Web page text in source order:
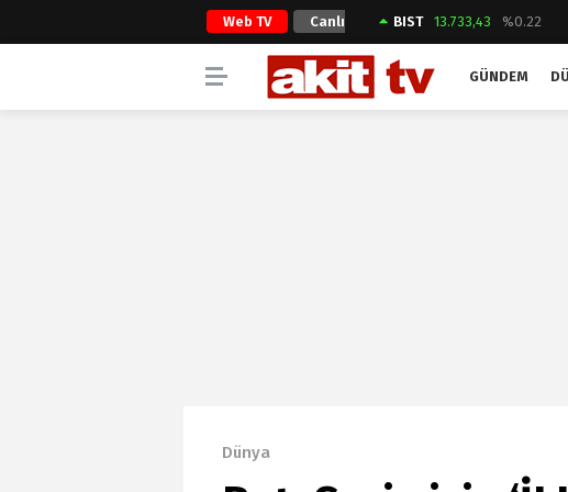
Web TV Canlı
Yayın
BIST 13.733,43 %0.22
GÜNDEM
Dünya